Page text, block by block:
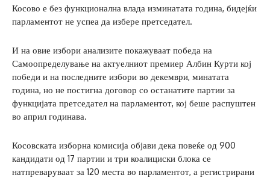
Косово е без функционална влада изминатата година, бидејќи
парламентот не успеа да избере претседател.
И на овие избори анализите покажуваат победа на
Самоопределување на актуелниот премиер Албин Курти кој
победи и на последните избори во декември, минатата
година, но не постигна договор со останатите партии за
функцијата претседател на парламентот, кој беше распуштен
во април годинава.
Косовската изборна комисија објави дека повеќе од 900
кандидати од 17 партии и три коалициски блока се
натпреваруваат за 120 места во парламентот, а регистрирани